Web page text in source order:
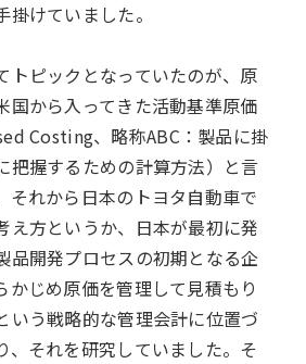
けていました。
トピックとなっていたのが、原
国から入ってきた活動基準原価
Costing、略称ABC：製品に掛
把握するための計算方法）と言
それから日本のトヨタ自動車で
え方というか、日本が最初に発
品開発プロセスの初期となる企
かじめ原価を管理して見積もり
いう戦略的な管理会計に位置づ
、それを研究していました。そ